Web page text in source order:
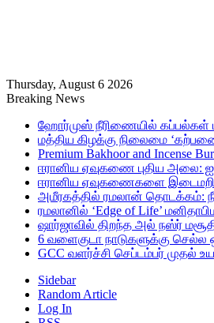
Thursday, August 6 2026
Breaking News
ஹோர்முஸ் நீரிணையில் கப்பல்கள்
மத்திய கிழக்கு நிலைமை
Premium Bakhoor and Incense
ஈரானிய ஏவுகணை புதிய அலை:
ஈரானிய ஏவுகணைகளை
அமீரகத்தில் ரமலான் தொடக்கம்:
ரமலானில் ‘Edge of Life’
ஷார்ஜாவில் திறந்த அல் நஸ்ர்
6 வளைகுடா நாடுகளுக்கு
GCC வளர்ச்சி செப்டம்பர் முதல்
Sidebar
Random Article
Log In